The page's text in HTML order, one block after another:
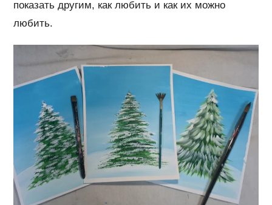
показать другим, как любить и как их можно
любить.